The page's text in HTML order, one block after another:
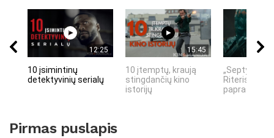
12:25
10 įsimintinų
detektyvinių serialų
15:45
10 įtemptų, kraują
stingdančių kino
istorijų
„Septynių
Riteris" – kai
Pirmas puslapis